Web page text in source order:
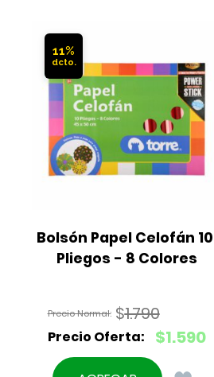
11%
Bolsón Papel Celofán 10
Pliegos - 8 Colores
$1.790
El
precio
original
$1.590
El